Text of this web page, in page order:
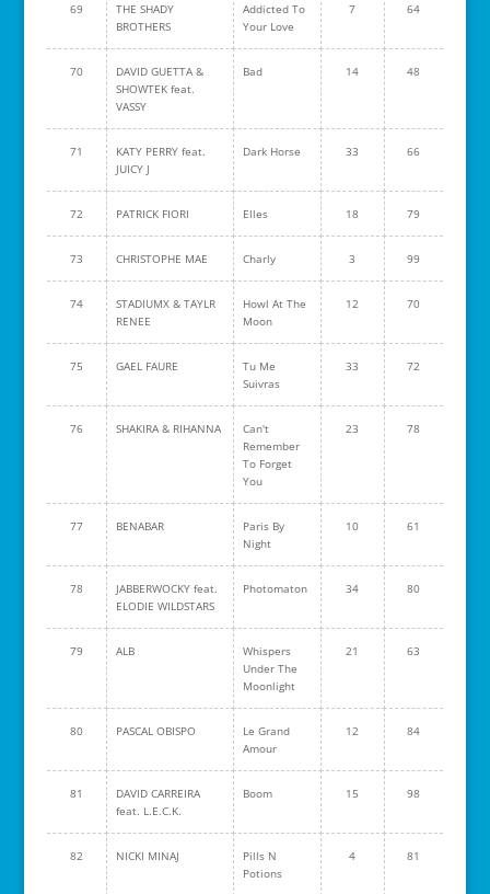
69
THE SHADY
BROTHERS
Addicted To
Your Love
7 64
70
DAVID GUETTA &
SHOWTEK feat.
VASSY
Bad 14 48
71
KATY PERRY feat.
JUICY J
Dark Horse 33 66
72 PATRICK FIORI Elles 18 79
73 CHRISTOPHE MAE Charly 3 99
74
STADIUMX & TAYLR
RENEE
Howl At The
Moon
12 70
75 GAEL FAURE
Tu Me
Suivras
33 72
76 SHAKIRA & RIHANNA
Can't
Remember
To Forget
You
23 78
77 BENABAR
Paris By
Night
10 61
78
JABBERWOCKY feat.
ELODIE WILDSTARS
Photomaton 34 80
79 ALB
Whispers
Under The
Moonlight
21 63
80 PASCAL OBISPO
Le Grand
Amour
12 84
81
DAVID CARREIRA
feat. L.E.C.K.
Boom 15 98
82 NICKI MINAJ
Pills N
Potions
4 81